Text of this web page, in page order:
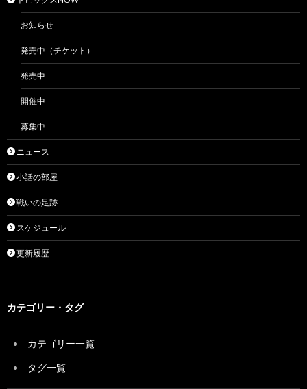
お知らせ
発売中（チケット）
発売中
開催中
募集中
ニュース
小話の部屋
戦いの足跡
スケジュール
更新履歴
カテゴリー・タグ
カテゴリー一覧
タグ一覧